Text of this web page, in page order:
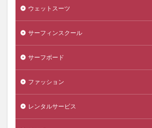
ウェットスーツ
サーフィンスクール
サーフボード
ファッション
レンタルサービス